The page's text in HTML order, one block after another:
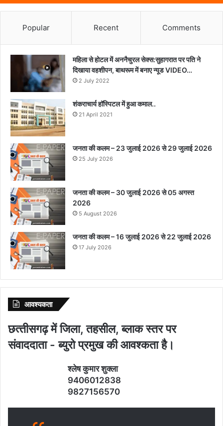
Popular Recent Comments
महिला से होटल में अननैचुरल सेक्स:सुहागरात पर पति ने
दिखाया वहशीपन, बाथरूम में बनाए न्यूड VIDEO…
2 July 2022
शंकराचार्य हॉस्पिटल में हुआ कमाल..
21 April 2021
जनता की कलम – 23 जुलाई 2026 से 29 जुलाई 2026
25 July 2026
जनता की कलम – 30 जुलाई 2026 से 05 अगस्त
2026
5 August 2026
जनता की कलम – 16 जुलाई 2026 से 22 जुलाई 2026
17 July 2026
आवश्‍यकता
छत्‍तीसगढ़ में जिला, तहसील, ब्‍लाक स्‍तर पर
संवाददाता - ब्‍युरो प्रमुख की आवश्‍कता है।
श्‍लेष कुमार शुक्‍ला
9406012838
9827156570